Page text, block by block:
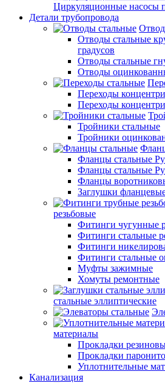
Циркуляционные насосы
Детали трубопровода
Отводы стальные
градусов
Отводы стальные
Отводы
Переходы
Переходы
Тройники стальные
Тройники
Фланцы стальные
Фланцы стальные
Фланцы
Заглушки
резьбовые
Фитинги чугунные
Фитинги стальные
Фитинги
Фитинги стальные
Муфты зажимные
Хомуты ремонтные
стальные эллиптические
материалы
Прокладки
Прокладки
Уплотнительные
Канализация